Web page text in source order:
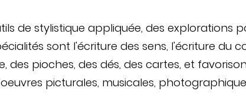
de stylistique appliquée, des explorations
sont l'écriture des sens, l'écriture du
des pioches, des dés, des cartes, et
picturales, musicales,